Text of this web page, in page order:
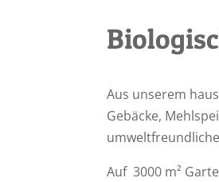
Aus unserem
Gebäcke,
Auf 3000 m²